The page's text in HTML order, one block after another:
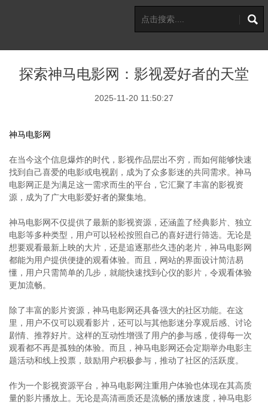
探索神马电影网：影视爱好者的天堂
2025-11-20 11:50:27
神马电影网
在当今这个信息爆炸的时代，影视作品层出不穷，而如何能够快速
找到自己喜爱的电影或电视剧，成为了众多影迷的共同需求。神马
电影网正是为满足这一需求而生的平台，它汇聚了丰富的影视资
源，成为了广大电影爱好者的聚集地。
神马电影网不仅提供了最新的影视资源，还涵盖了经典影片、独立
电影等多种类型，用户可以轻松按照自己的喜好进行筛选。无论是
想要观看最新上映的大片，还是追逐那些久违的老片，神马电影网
都能为用户提供便捷的观看体验。而且，网站的界面设计简洁易
懂，用户只需简单的几步，就能快速找到心仪的影片，令观看体验
更加流畅。
除了丰富的影片资源，神马电影网还具备强大的社区功能。在这
里，用户不仅可以观看影片，还可以与其他影迷分享观后感、讨论
剧情、推荐好片。这样的互动性增强了用户的参与感，使得每一次
观看都不再是孤独的体验。而且，神马电影网还会定期举办电影主
题活动和线上投票，鼓励用户积极参与，推动了社区的活跃度。
作为一个影视资源平台，神马电影网注重用户体验也体现在其高质
量的影片播放上。无论是高清画质还是流畅的播放速度，神马电影